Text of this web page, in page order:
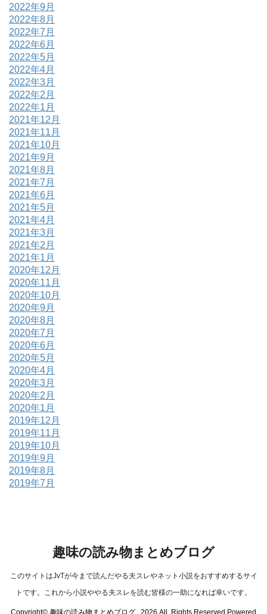
2022年9月
2022年8月
2022年7月
2022年6月
2022年5月
2022年4月
2022年3月
2022年2月
2022年1月
2021年12月
2021年11月
2021年10月
2021年9月
2021年8月
2021年7月
2021年6月
2021年5月
2021年4月
2021年3月
2021年2月
2021年1月
2020年12月
2020年11月
2020年10月
2020年9月
2020年8月
2020年7月
2020年6月
2020年5月
2020年4月
2020年3月
2020年2月
2020年1月
2019年12月
2019年11月
2019年10月
2019年9月
2019年8月
2019年7月
趣味の読み物まとめブログ
このサイトはJvTが今まで読んだやる夫スレやネット小説をおすすめするサイ
トです。これから小説ややる夫スレを読む皆様の一助になれば幸いです。
Copyright© 趣味の読み物まとめブログ , 2026 All Rights Reserved Powered